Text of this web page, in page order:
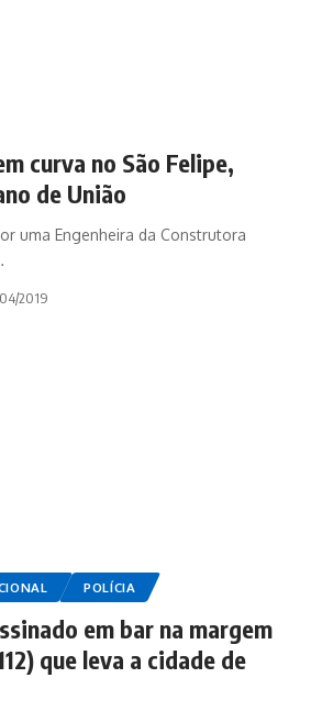
curva no São Felipe,
de União
uma Engenheira da Construtora
2019
POLÍCIA
em bar na margem
que leva a cidade de